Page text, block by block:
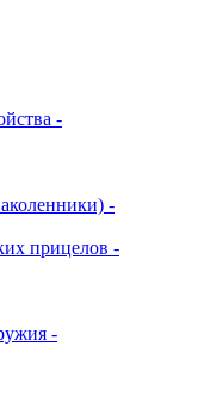
-
-
прицелов -
-